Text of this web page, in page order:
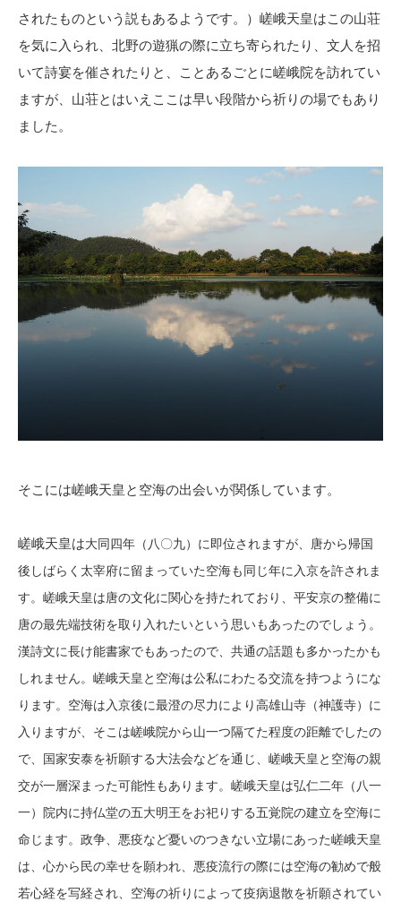
されたものという説もあるようです。）嵯峨天皇はこの山荘
を気に入られ、北野の遊猟の際に立ち寄られたり、文人を招
いて詩宴を催されたりと、ことあるごとに嵯峨院を訪れてい
ますが、山荘とはいえここは早い段階から祈りの場でもあり
ました。
そこには嵯峨天皇と空海の出会いが関係しています。
嵯峨天皇は大同四年（八〇九）に即位されますが、唐から帰国
後しばらく太宰府に留まっていた空海も同じ年に入京を許されま
す。 嵯峨天皇は唐の文化に関心を持たれており、平安京の整備に
唐の最先端技術を取り入れたいという思いもあったのでしょう。
漢詩文に長け能書家でもあったので、共通の話題も多かったかも
しれません。嵯峨天皇と空海は公私にわたる交流を持つようにな
ります。 空海は入京後に最澄の尽力により高雄山寺（神護寺）に
入りますが、そこは嵯峨院から山一つ隔てた程度の距離でしたの
で、国家安泰を祈願する大法会などを通じ、嵯峨天皇と空海の親
交が一層深まった可能性もあります。 嵯峨天皇は弘仁二年（八一
一）院内に持仏堂の五大明王をお祀りする五覚院の建立を空海に
命じます。政争、悪疫など憂いのつきない立場にあった嵯峨天皇
は、心から民の幸せを願われ、悪疫流行の際には空海の勧めで般
若心経を写経され、空海の祈りによって疫病退散を祈願されてい